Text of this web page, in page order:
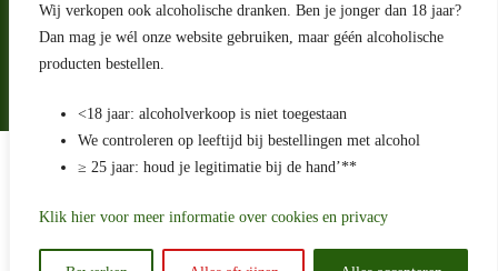
Wij verkopen ook alcoholische dranken. Ben je jonger dan 18 jaar?
Dan mag je wél onze website gebruiken, maar géén alcoholische
producten bestellen.
<18 jaar: alcoholverkoop is niet toegestaan
We controleren op leeftijd bij bestellingen met alcohol
≥ 25 jaar: houd je legitimatie bij de hand’**
Klik hier voor meer informatie over cookies en privacy
Herroepingsrecht
Bij bezorging van alcoholhoudende dranken voert de bezorger
Algemene voorwaarden
Betaling en levering